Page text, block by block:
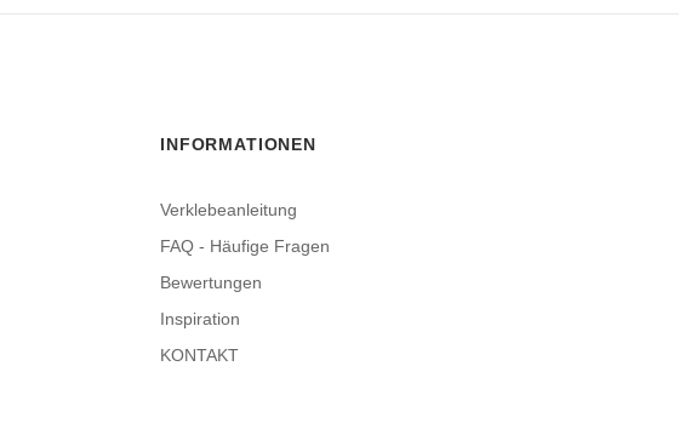
INFORMATIONEN
Verklebeanleitung
FAQ - Häufige Fragen
Bewertungen
Inspiration
KONTAKT